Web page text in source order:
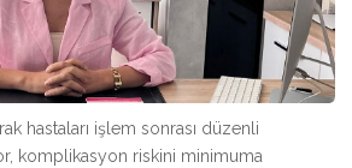
hastaları işlem sonrası düzenli
komplikasyon riskini minimuma